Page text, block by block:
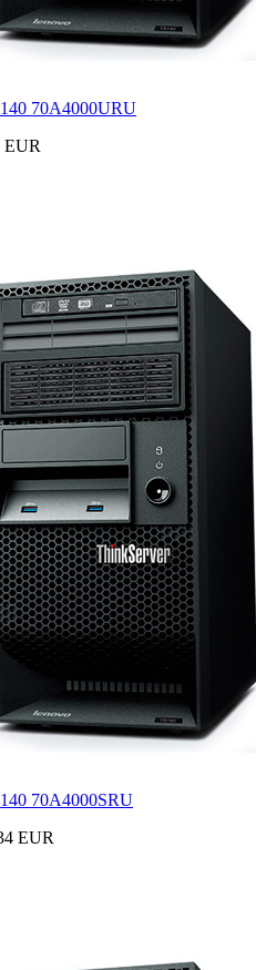
70A4000URU
EUR
70A4000SRU
EUR